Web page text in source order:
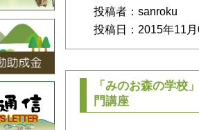
投稿者：sanroku
投稿日：2015年11
「みのお森の学校
門講座